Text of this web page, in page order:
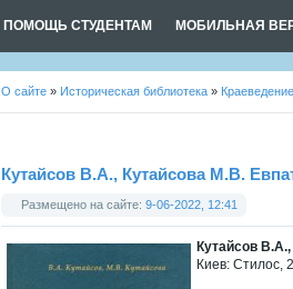
ПОМОЩЬ СТУДЕНТАМ МОБИЛЬНАЯ
О сайте » Историческая библиотека » Краеведение
Кутайсов В.А., Кутайсова М.В.
Размещено на сайте: 9-06-2022, 12:41
Кутайсов
Киев: Стилос,